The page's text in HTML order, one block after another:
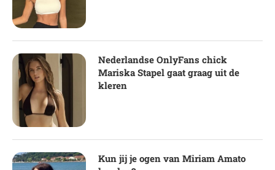
Nederlandse OnlyFans chick
Mariska Stapel gaat graag uit de
kleren
Kun jij je ogen van Miriam Amato